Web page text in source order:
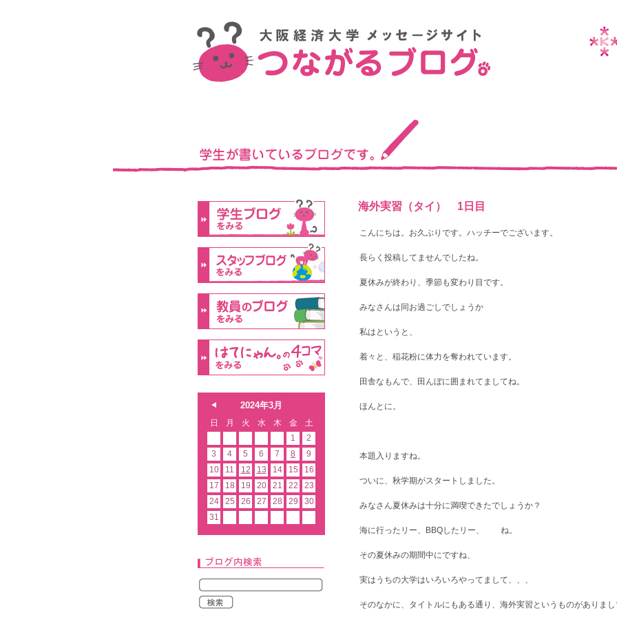
海外実習（タイ） 1日目
こんにちは。お久ぶりです。ハッチーでございます。
長らく投稿してませんでしたね。
夏休みが終わり、季節も変わり目です。
みなさんは同お過ごしでしょうか
私はというと、
着々と、稲花粉に体力を奪われています。
田舎なもんで、田んぼに囲まれてましてね。
ほんとに。
本題入りますね。
ついに、秋学期がスタートしました。
みなさん夏休みは十分に満喫できたでしょうか？
海に行ったリー、BBQしたリー、 ね。
その夏休みの期間中にですね、
実はうちの大学はいろいろやってまして、、、
そのなかに、タイトルにもある通り、海外実習というものがありま
2024年3月
日 月 火 水 木 金
土
1
2
3
4 5 6 7 8
9
10
11 12 13 14 15
16
17
18 19 20 21 22
23
24
25 26 27 28 29
30
31